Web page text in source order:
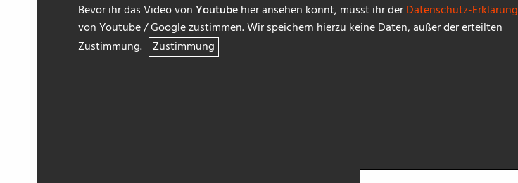
Bevor ihr das Video vonYoutubehier ansehen könnt, müsst ihr derDatenschutz-Erklärung
von Youtube / Google zustimmen. Wir speichern hierzu keine Daten, außer der erteilten
Zustimmung. Zustimmung